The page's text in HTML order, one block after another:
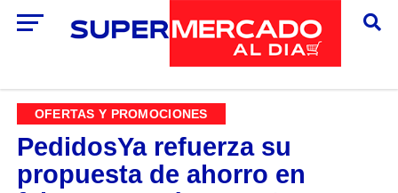
OFERTAS Y PROMOCIONES
PedidosYa refuerza su
propuesta de ahorro en